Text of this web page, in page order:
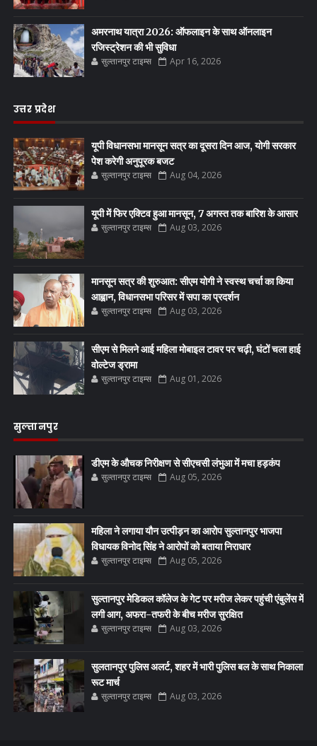
अमरनाथ यात्रा 2026: ऑफलाइन के साथ ऑनलाइन
रजिस्ट्रेशन की भी सुविधा
सुल्तानपुर टाइम्स Apr 16, 2026
उत्तर प्रदेश
यूपी विधानसभा मानसून सत्र का दूसरा दिन आज, योगी सरकार
पेश करेगी अनुपूरक बजट
सुल्तानपुर टाइम्स Aug 04, 2026
यूपी में फिर एक्टिव हुआ मानसून, 7 अगस्त तक बारिश के आसार
सुल्तानपुर टाइम्स Aug 03, 2026
मानसून सत्र की शुरुआत: सीएम योगी ने स्वस्थ चर्चा का किया
आह्वान, विधानसभा परिसर में सपा का प्रदर्शन
सुल्तानपुर टाइम्स Aug 03, 2026
सीएम से मिलने आई महिला मोबाइल टावर पर चढ़ी, घंटों चला हाई
वोल्टेज ड्रामा
सुल्तानपुर टाइम्स Aug 01, 2026
सुल्तानपुर
डीएम के औचक निरीक्षण से सीएचसी लंभुआ में मचा हड़कंप
सुल्तानपुर टाइम्स Aug 05, 2026
महिला ने लगाया यौन उत्पीड़न का आरोप सुल्तानपुर भाजपा
विधायक विनोद सिंह ने आरोपों को बताया निराधार
सुल्तानपुर टाइम्स Aug 05, 2026
सुल्तानपुर मेडिकल कॉलेज के गेट पर मरीज लेकर पहुंची एंबुलेंस में
लगी आग, अफरा-तफरी के बीच मरीज सुरक्षित
सुल्तानपुर टाइम्स Aug 03, 2026
सुलतानपुर पुलिस अलर्ट, शहर में भारी पुलिस बल के साथ निकाला
रूट मार्च
सुल्तानपुर टाइम्स Aug 03, 2026